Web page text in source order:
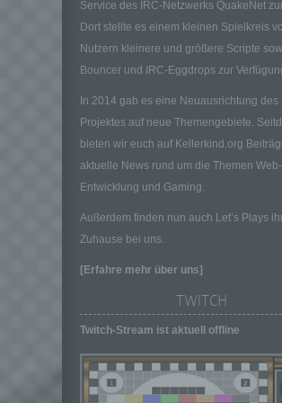
Service des IRC-Netzwerks QuakeNet
Dort stellte es einem kleinen Spielkreis
Nutzern kleinere und größere Scripte
Bouncer und IRC-Eggdrops zur
In 2014 gab es eine Neuausrichtung des
Projektes auf neue Themengebiete.
bieten wir euch auf Kellerkind.org
aktuelle News rund um die Themen Web-
Entwicklung und Gaming.
Außerdem finden nun auch Let’s Plays
Zuhause bei uns.
[Erfahre mehr über uns]
TWITCH
Twitch-Stream ist aktuell offline
genannte Cookies, LocalStorage und
SessionStorage. Dies dient dazu,
machen. Local Storage und
eine Technologie, mit welcher ihr
auf Ihrem Computer oder mobilen
über einen Internetbrowser auf einem
Computersystem abgelegt und
werden. Sie können die Verwendung
LocalStorage und SessionStorage
verhindern.
Zahlreiche Internetseiten und Server
Cookies. Viele Cookies enthalten
Kennung des Cookies. Sie besteht
Zeichenfolge, durch welche
Server dem konkreten Internetbrowser
werden können, in dem das Cookie
wurde. Dies ermöglicht es den
Internetseiten und Servern, den